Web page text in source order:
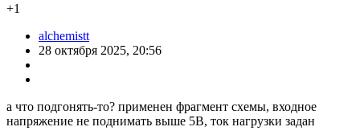
+1
alchemistt
28 октября 2025, 20:56
а что подгонять-то? применен фрагмент схемы, входное
напряжение не поднимать выше 5В, ток нагрузки задан